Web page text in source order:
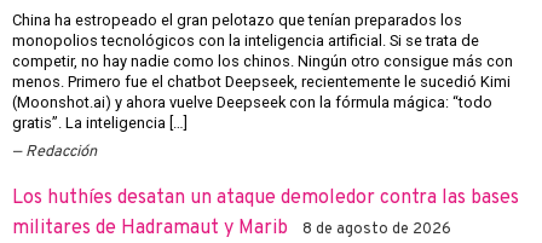
China ha estropeado el gran pelotazo que tenían preparados los
monopolios tecnológicos con la inteligencia artificial. Si se trata de
competir, no hay nadie como los chinos. Ningún otro consigue más con
menos. Primero fue el chatbot Deepseek, recientemente le sucedió Kimi
(Moonshot.ai) y ahora vuelve Deepseek con la fórmula mágica: “todo
gratis”. La inteligencia […]
Redacción
Los huthíes desatan un ataque demoledor contra las bases
militares de Hadramaut y Marib
8 de agosto de 2026